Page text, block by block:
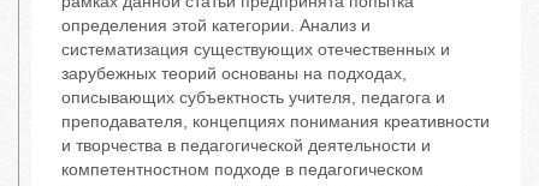
определения этой категории. Анализ и
систематизация существующих отечественных и
зарубежных теорий основаны на подходах,
описывающих субъектность учителя, педагога и
преподавателя, концепциях понимания креативности
и творчества в педагогической деятельности и
компетентностном подходе в педагогическом